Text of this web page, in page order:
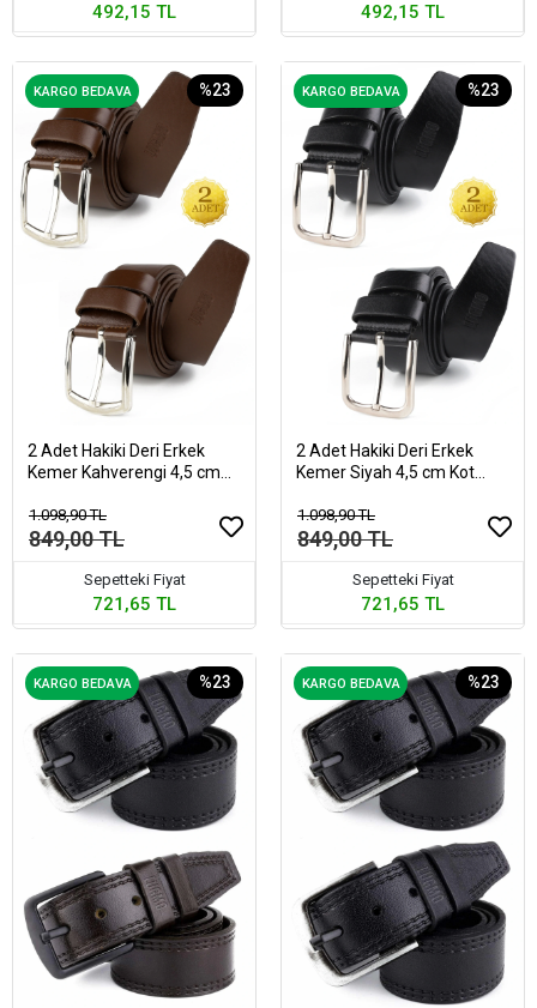
492,15 TL 492,15 TL
KARGO BEDAVA %23
2 Adet Hakiki Deri Erkek
Kemer Kahverengi 4,5 cm
1.098,90 TL
849,00 TL
Sepetteki Fiyat
721,65 TL
KARGO BEDAVA %23
2 Adet Hakiki Deri Erkek
Kemer Siyah 4,5 cm Kot
1.098,90 TL
849,00 TL
Sepetteki Fiyat
721,65 TL
KARGO BEDAVA %23 KARGO BEDAVA %23